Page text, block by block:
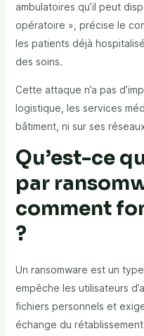
ambulatoires qu’il peut
opératoire », précise le
les patients déjà
des soins.
Cette attaque n’a pas
logistique, les services
bâtiment, ni sur ses
Qu’est-ce
par
comment
?
Un ransomware est un
empêche les utilisateurs
fichiers personnels et
échange du rétablissement